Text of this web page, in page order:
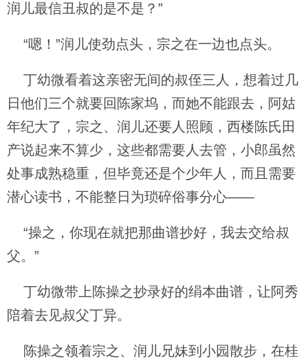
润儿最信丑叔的是不是？”
“嗯！”润儿使劲点头，宗之在一边也点头。
丁幼微看着这亲密无间的叔侄三人，想着过几
日他们三个就要回陈家坞，而她不能跟去，阿姑
年纪大了，宗之、润儿还要人照顾，西楼陈氏田
产说起来不算少，这些都需要人去管，小郎虽然
处事成熟稳重，但毕竟还是个少年人，而且需要
潜心读书，不能整日为琐碎俗事分心——
“操之，你现在就把那曲谱抄好，我去交给叔
父。”
丁幼微带上陈操之抄录好的绢本曲谱，让阿秀
陪着去见叔父丁异。
陈操之领着宗之、润儿兄妹到小园散步，在桂